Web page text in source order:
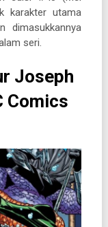
karakter utama
dimasukkannya
seri.
Joseph
Comics